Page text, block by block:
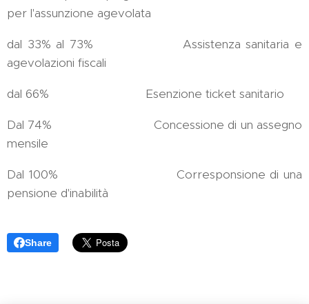
per l'assunzione agevolata
dal 33% al 73% Assistenza sanitaria e
agevolazioni fiscali
dal 66% Esenzione ticket sanitario
Dal 74% Concessione di un assegno
mensile
Dal 100% Corresponsione di una
pensione d'inabilità
Share